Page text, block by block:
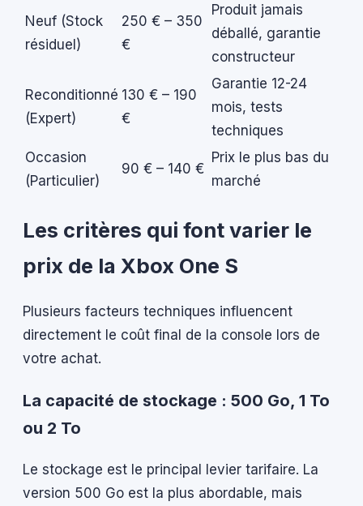
Neuf (Stock
résiduel)
250 € – 350
€
Produit jamais
déballé, garantie
constructeur
Reconditionné
(Expert)
130 € – 190
€
Garantie 12-24
mois, tests
techniques
Occasion
(Particulier)
90 € – 140 €
Prix le plus bas du
marché
Les critères qui font varier le
prix de la Xbox One S
Plusieurs facteurs techniques influencent
directement le coût final de la console lors de
votre achat.
La capacité de stockage : 500 Go, 1 To
ou 2 To
Le stockage est le principal levier tarifaire. La
version 500 Go est la plus abordable, mais